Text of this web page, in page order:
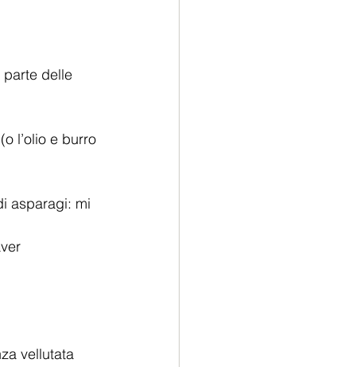
delle
l’olio e burro
asparagi: mi
vellutata